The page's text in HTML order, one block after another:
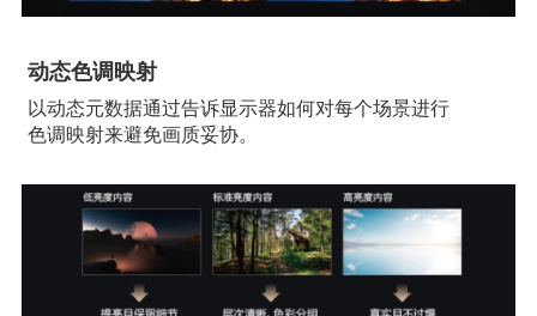
动态色调映射
以动态元数据通过告诉显示器如何对每个场景进行
色调映射来避免画质妥协。